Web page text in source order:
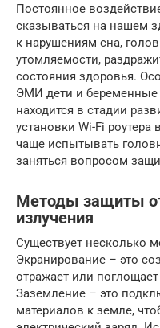
Постоянное
сказываться на нашем
к нарушениям сна,
утомляемости,
состояния здоровья.
ЭМИ дети и беременные
находится в стадии
установки Wi-Fi роутера
чаще испытывать
заняться вопросом
Методы защиты
излучения
Существует несколько
Экранирование – это
отражает или
Заземление – это
материалов к земле,